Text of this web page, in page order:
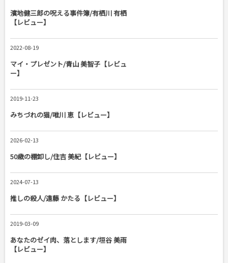
濱地健三郎の呪える事件簿/有栖川 有栖
【レビュー】
2022-08-19
マイ・プレゼント/青山 美智子【レビュ
ー】
2019-11-23
みちづれの猫/唯川 恵【レビュー】
2026-02-13
50歳の棚卸し/住吉 美紀【レビュー】
2024-07-13
推しの殺人/遠藤 かたる【レビュー】
2019-03-09
あなたのゼイ肉、落とします/垣谷 美雨
【レビュー】